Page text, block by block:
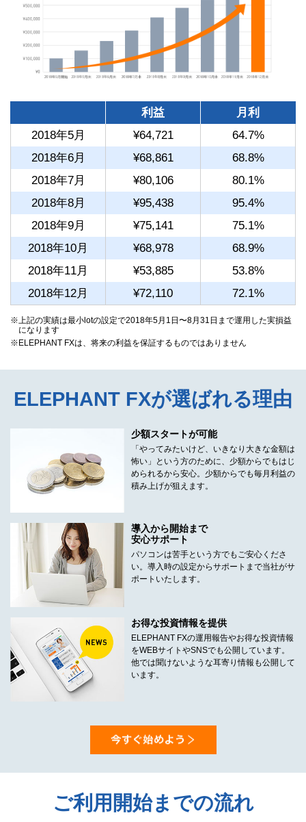
利益
月利
2018年5月
¥64,721
64.7%
2018年6月
¥68,861
68.8%
2018年7月
¥80,106
80.1%
2018年8月
¥95,438
95.4%
2018年9月
¥75,141
75.1%
2018年10月
¥68,978
68.9%
2018年11月
¥53,885
53.8%
2018年12月
¥72,110 72.1%
※上記の実績は最小lotの設定で2018年5月1日〜8月31日まで運用した実損益
になります
※ELEPHANT FXは、将来の利益を保証するものではありません
ELEPHANT FXが選ばれる理由
少額スタートが可能
「やってみたいけど、いきなり大きな金額は
怖い」という方のために、少額からでもはじ
められるから安心。少額からでも毎月利益の
積み上げが狙えます。
導入から開始まで
安心サポート
パソコンは苦手という方でもご安心くださ
い。導入時の設定からサポートまで当社がサ
ポートいたします。
お得な投資情報を提供
ELEPHANT FXの運用報告やお得な投資情報
をWEBサイトやSNSでも公開しています。
他では聞けないような耳寄り情報も公開して
います。
ご利用開始までの流れ